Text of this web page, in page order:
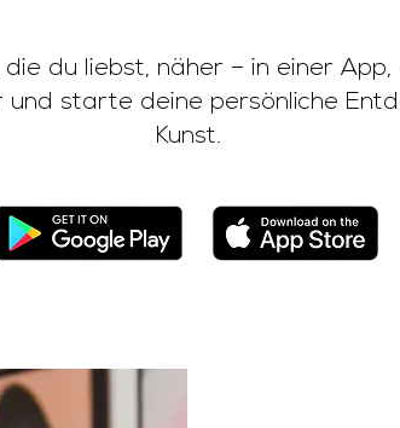
die du liebst, näher – in einer
starte deine persönliche
Kunst.